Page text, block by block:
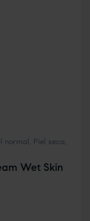
normal , Piel seca,
Wet Skin